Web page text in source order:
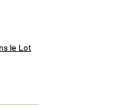
le Lot